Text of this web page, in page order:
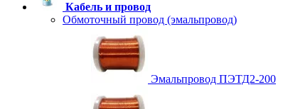
Кабель и провод
Обмоточный провод (эмальпровод)
Эмальпровод ПЭТД2-200